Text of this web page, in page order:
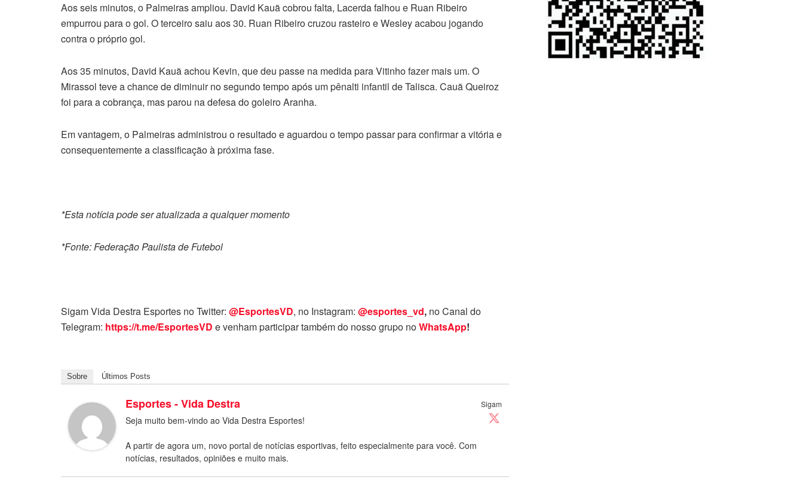
Aos seis minutos, o Palmeiras ampliou. David Kauã cobrou falta, Lacerda falhou e Ruan Ribeiro
empurrou para o gol. O terceiro saiu aos 30. Ruan Ribeiro cruzou rasteiro e Wesley acabou jogando
contra o próprio gol.
Aos 35 minutos, David Kauã achou Kevin, que deu passe na medida para Vitinho fazer mais um. O
Mirassol teve a chance de diminuir no segundo tempo após um pênalti infantil de Talisca. Cauã Queiroz
foi para a cobrança, mas parou na defesa do goleiro Aranha.
Em vantagem, o Palmeiras administrou o resultado e aguardou o tempo passar para confirmar a vitória e
consequentemente a classificação à próxima fase.
*Esta notícia pode ser atualizada a qualquer momento
*Fonte: Federação Paulista de Futebol
Sigam Vida Destra Esportes no Twitter: @EsportesVD, no Instagram: @esportes_vd, no Canal do
Telegram: https://t.me/EsportesVD e venham participar também do nosso grupo noWhatsApp!
Sobre Últimos Posts
Sigam
Esportes - Vida Destra
Seja muito bem-vindo ao Vida Destra Esportes!
A partir de agora um, novo portal de notícias esportivas, feito especialmente para você. Com
notícias, resultados, opiniões e muito mais.